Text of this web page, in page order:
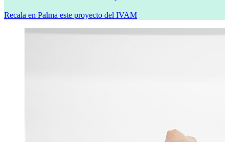
A media lumbre: material y memoria